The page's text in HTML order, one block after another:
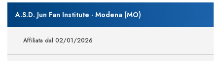
A.S.D. Jun Fan Institute - Modena (MO)
Affiliata dal 02/01/2026